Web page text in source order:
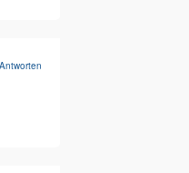
Antworten